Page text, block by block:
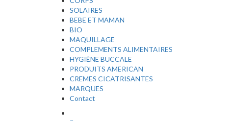
SOLAIRES
BEBE ET MAMAN
BIO
MAQUILLAGE
COMPLEMENTS ALIMENTAIRES
HYGIÈNE BUCCALE
PRODUITS AMERICAN
CREMES CICATRISANTES
MARQUES
Contact